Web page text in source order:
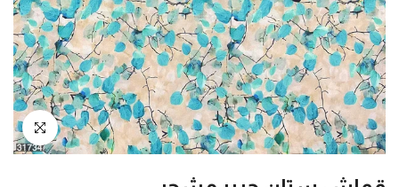
انقر للتكبير